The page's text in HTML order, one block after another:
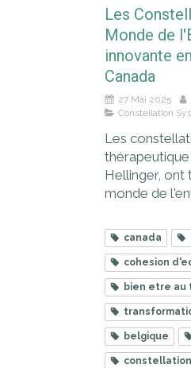
Les
Monde de
innovante
Canada
27 Mai 2025
Constellation
Les
Hellinger, ont
monde de
canada
cohesion
bien etre au
belgique